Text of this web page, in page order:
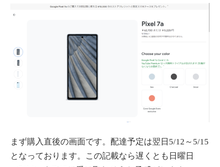
まず購入直後の画面です。配達予定は翌日5/12～5/15
となっております。この記載なら遅くとも日曜日